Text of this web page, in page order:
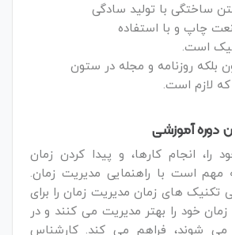
ساختگی با تولید سادگی
چاپ و با استفاده
است.
بلکه روزنامه و مجله در ستون
لازم است.
دوره آموزشی
را، انجام کارها، و پیدا کردن زمان
مهم است با راهنمایی مدیریت زمان.
تکنیک های زمان مدیریت زمان را برای
خود را بهتر مدیریت می کنند و در
می شوند، فراهم می کند. کارشناس